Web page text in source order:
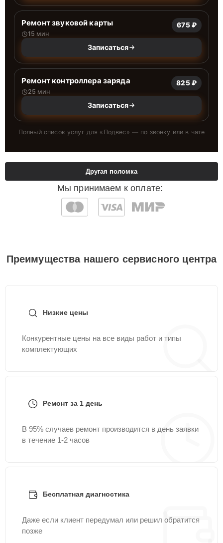
Ремонт звуковой карты
15 мин
675 ₽
Записаться
Ремонт контроллера заряда
25 мин
825 ₽
Записаться
Полный список услуг для « Подвес » — по звонку или в чате
Мы принимаем к оплате:
Другая поломка
Преимущества нашего сервисного центра
Низкие цены
Конкурентные цены на все виды работ и типы
комплектующих
Ремонт за 1 день
В 95% случаев ремонт производится в день заявки
в течение 1-2 часов
Бесплатная диагностика
Даже если клиент передумал или решил обратится
позже